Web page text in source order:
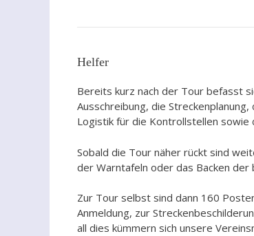
Helfer
Bereits kurz nach der Tour befasst
Ausschreibung, die
Logistik für die Kontrollstellen sowie
Sobald die Tour näher rückt sind
der Warntafeln oder das Backen der
Zur Tour selbst sind dann 160
Anmeldung, zur
all dies kümmern sich unsere